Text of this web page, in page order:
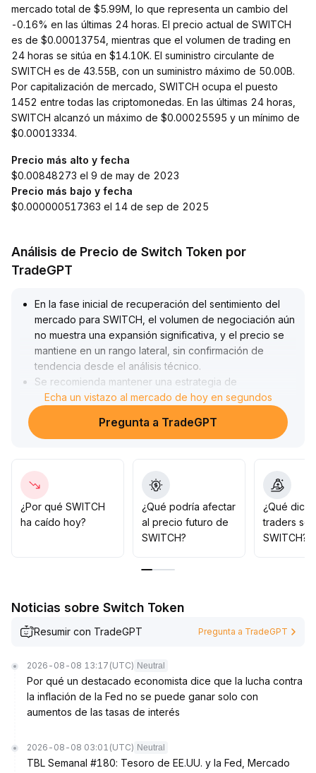
mercado total de $5.99M, lo que representa un cambio del
-0.16% en las últimas 24 horas. El precio actual de SWITCH
es de $0.00013754, mientras que el volumen de trading en
24 horas se sitúa en $14.10K. El suministro circulante de
SWITCH es de 43.55B, con un suministro máximo de 50.00B.
Por capitalización de mercado, SWITCH ocupa el puesto
1452 entre todas las criptomonedas. En las últimas 24 horas,
SWITCH alcanzó un máximo de $0.00025595 y un mínimo de
$0.00013334.
Precio más alto y fecha
$0.00848273 el 9 de may de 2023
Precio más bajo y fecha
$0.000000517363 el 14 de sep de 2025
Análisis de Precio de Switch Token por
TradeGPT
En la fase inicial de recuperación del sentimiento del
mercado para SWITCH, el volumen de negociación aún
no muestra una expansión significativa, y el precio se
mantiene en un rango lateral, sin confirmación de
tendencia desde el análisis técnico.
Se recomienda mantener una estrategia de
observación con posiciones ligeras, e iniciar compras
exploratorias en lotes sólo cuando el precio supere y
se mantenga por encima del máximo previo
Es clave establecer stop loss estricto para evitar
riesgos de falsas rupturas.
Si los datos posteriores confirman la tendencia, se
puede incrementar gradualmente la exposición;
actualmente no es aconsejable perseguir la subida con
Echa un vistazo al mercado de hoy en segundos
Pregunta a TradeGPT
¿Por qué SWITCH
ha caído hoy?
¿Qué podría afectar
al precio futuro de
SWITCH?
¿Qué
traders
SWITCH?
Noticias sobre Switch Token
Resumir con TradeGPT Pregunta a TradeGPT
2026-08-08 13:17 (UTC) Neutral
Por qué un destacado economista dice que la lucha contra
la inflación de la Fed no se puede ganar solo con
aumentos de las tasas de interés
2026-08-08 03:01 (UTC) Neutral
TBL Semanal #180: Tesoro de EE.UU. y la Fed, Mercado